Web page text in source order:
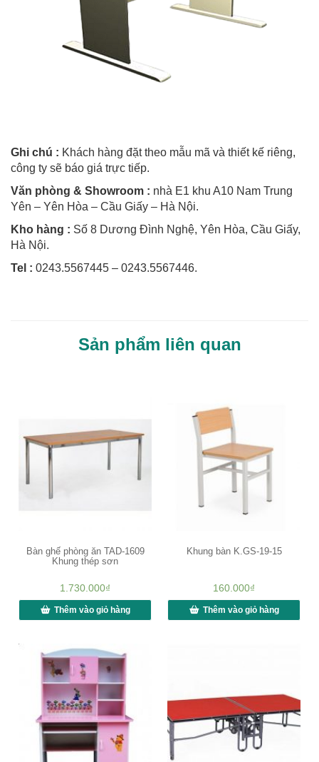
Ghi chú : Khách hàng đặt theo mẫu mã và thiết kế riêng,
công ty sẽ báo giá trực tiếp.
Văn phòng & Showroom : nhà E1 khu A10 Nam Trung
Yên – Yên Hòa – Cầu Giấy – Hà Nội.
Kho hàng : Số 8 Dương Đình Nghệ, Yên Hòa, Cầu Giấy,
Hà Nội.
Tel : 0243.5567445 – 0243.5567446.
Sản phẩm liên quan
Bàn ghế phòng ăn TAD-1609
Khung thép sơn
1.730.000₫
Thêm vào giỏ hàng
Khung bàn K.GS-19-15
160.000₫
Thêm vào giỏ hàng